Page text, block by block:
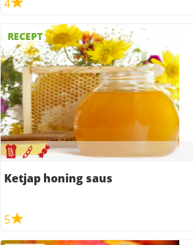
4
RECEPT
Ketjap honing saus
5